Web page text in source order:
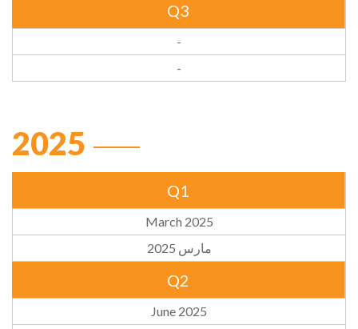
Q3
-
-
2025
Q1
March 2025
مارس 2025
Q2
June 2025